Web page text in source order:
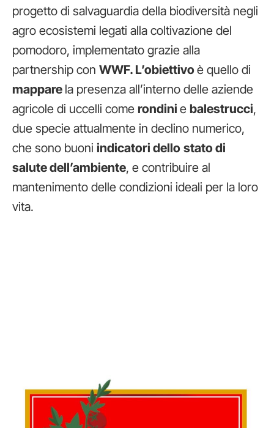
progetto di salvaguardia della biodiversità negli
agro ecosistemi legati alla coltivazione del
pomodoro, implementato grazie alla
partnership con WWF. L’obiettivoè quello di
mappare la presenza all’interno delle aziende
agricole di uccelli come rondini e balestrucci,
due specie attualmente in declino numerico,
che sono buoni indicatori dello stato di
salute dell’ambiente, e contribuire al
mantenimento delle condizioni ideali per la loro
vita.